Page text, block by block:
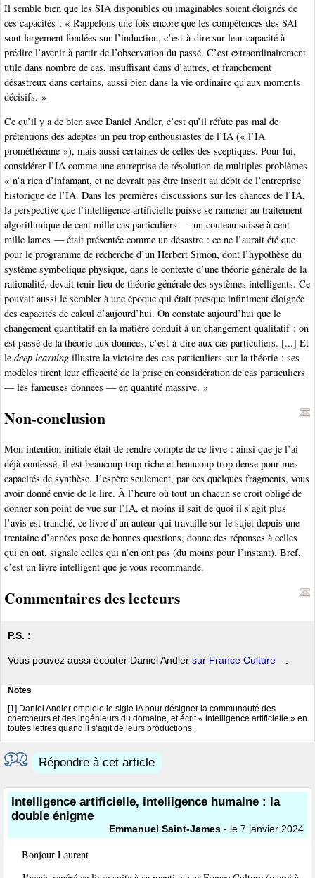
Il semble bien que les SIA disponibles ou imaginables soient éloignés de
ces capacités : « Rappelons une fois encore que les compétences des SAI
sont largement fondées sur l’induction, c’est-à-dire sur leur capacité à
prédire l’avenir à partir de l’observation du passé. C’est extraordinairement
utile dans nombre de cas, insuffisant dans d’autres, et franchement
désastreux dans certains, aussi bien dans la vie ordinaire qu’aux moments
décisifs. »
Ce qu’il y a de bien avec Daniel Andler, c’est qu’il réfute pas mal de
prétentions des adeptes un peu trop enthousiastes de l’IA (« l’IA
prométhéenne »), mais aussi certaines de celles des sceptiques. Pour lui,
considérer l’IA comme une entreprise de résolution de multiples problèmes
« n’a rien d’infamant, et ne devrait pas être inscrit au débit de l’entreprise
historique de l’IA. Dans les premières discussions sur les chances de l’IA,
la perspective que l’intelligence artificielle puisse se ramener au traitement
algorithmique de cent mille cas particuliers — un couteau suisse à cent
mille lames — était présentée comme un désastre : ce ne l’aurait été que
pour le programme de recherche d’un Herbert Simon, dont l’hypothèse du
système symbolique physique, dans le contexte d’une théorie générale de la
rationalité, devait tenir lieu de théorie générale des systèmes intelligents. Ce
pouvait aussi le sembler à une époque qui était presque infiniment éloignée
des capacités de calcul d’aujourd’hui. On constate aujourd’hui que le
changement quantitatif en la matière conduit à un changement qualitatif : on
est passé de la théorie aux données, c’est-à-dire aux cas particuliers. [...] Et
le deep learning illustre la victoire des cas particuliers sur la théorie : ses
modèles tirent leur efficacité de la prise en considération de cas particuliers
— les fameuses données — en quantité massive. »
Non-conclusion
Mon intention initiale était de rendre compte de ce livre : ainsi que je l’ai
déjà confessé, il est beaucoup trop riche et beaucoup trop dense pour mes
capacités de synthèse. J’espère seulement, par ces quelques fragments, vous
avoir donné envie de le lire. À l’heure où tout un chacun se croit obligé de
donner son point de vue sur l’IA, et moins il sait de quoi il s’agit plus
l’avis est tranché, ce livre d’un auteur qui travaille sur le sujet depuis une
trentaine d’années pose de bonnes questions, donne des réponses à celles
qui en ont, signale celles qui n’en ont pas (du moins pour l’instant). Bref,
c’est un livre intelligent que je vous recommande.
Commentaires des lecteurs
P.S. :
Vous pouvez aussi écouter Daniel Andler sur France Culture
Notes
[1 ] Daniel Andler emploie le sigle IA pour désigner la communauté des
chercheurs et des ingénieurs du domaine, et écrit « intelligence artificielle » en
toutes lettres quand il s’agit de leurs productions.
Répondre à cet article
Intelligence artificielle, intelligence humaine : la
double énigme
Emmanuel Saint-James - le 7 janvier 2024
Bonjour Laurent